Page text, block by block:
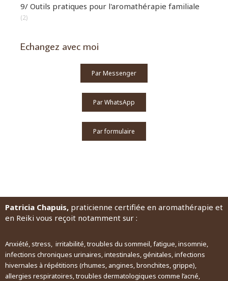
9/ Outils pratiques pour l'aromathérapie familiale
(2)
Echangez avec moi
Par Messenger
Par WhatsApp
Par formulaire
Patricia Chapuis, praticienne certifiée en aromathérapie et
en Reiki vous reçoit notamment sur :
Anxiété, stress, irritabilité, troubles du sommeil, fatigue, insomnie,
infections chroniques urinaires, intestinales, génitales, infections
hivernales à répétitions (rhumes, angines, bronchites, grippe),
allergies respiratoires, troubles dermatologiques comme l’acné,